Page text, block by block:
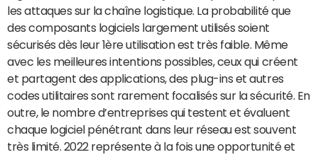
les attaques sur la chaîne logistique. La probabilité que
des composants logiciels largement utilisés soient
sécurisés dès leur 1ère utilisation est très faible. Même
avec les meilleures intentions possibles, ceux qui créent
et partagent des applications, des plug-ins et autres
codes utilitaires sont rarement focalisés sur la sécurité. En
outre, le nombre d’entreprises qui testent et évaluent
chaque logiciel pénétrant dans leur réseau est souvent
très limité. 2022 représente à la fois une opportunité et